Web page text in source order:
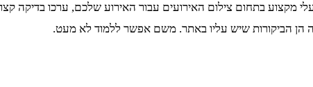
בתחום צילום האירועים עבור האירוע שלכם, ערכו בדיקה
הביקורות שיש עליו באתר. משם אפשר ללמוד לא מעט.